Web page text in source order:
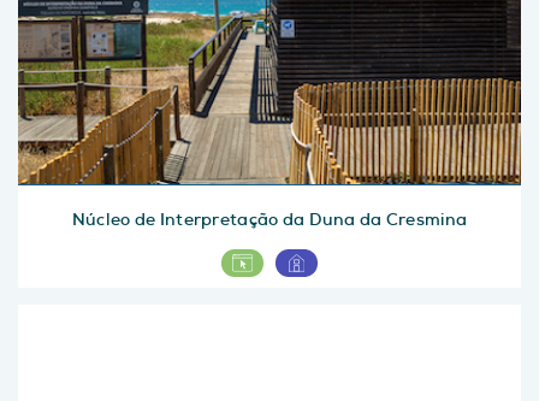
Núcleo de Interpretação da Duna da Cresmina